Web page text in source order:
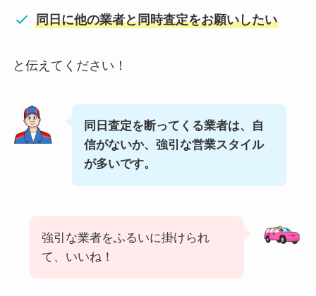
同日に他の業者と同時査定をお願いしたい
と伝えてください！
同日査定を断ってくる業者は、自
信がないか、強引な営業スタイル
が多いです。
強引な業者をふるいに掛けられ
て、いいね！